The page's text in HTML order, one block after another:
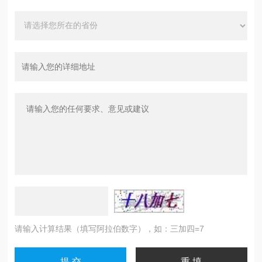
请输入计算结果（填写阿拉伯数字），如：三加四=7